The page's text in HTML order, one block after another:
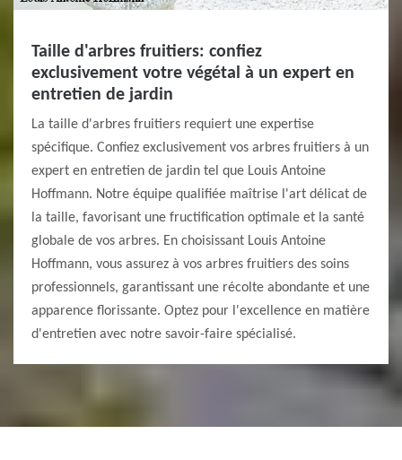
Taille d'arbres fruitiers: confiez
exclusivement votre végétal à un expert en
entretien de jardin
La taille d'arbres fruitiers requiert une expertise
spécifique. Confiez exclusivement vos arbres fruitiers à un
expert en entretien de jardin tel que Louis Antoine
Hoffmann. Notre équipe qualifiée maîtrise l'art délicat de
la taille, favorisant une fructification optimale et la santé
globale de vos arbres. En choisissant Louis Antoine
Hoffmann, vous assurez à vos arbres fruitiers des soins
professionnels, garantissant une récolte abondante et une
apparence florissante. Optez pour l'excellence en matière
d'entretien avec notre savoir-faire spécialisé.